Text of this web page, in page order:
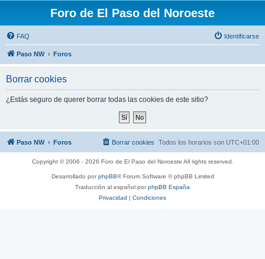
Foro de El Paso del Noroeste
FAQ Identificarse
Paso NW Foros
Borrar cookies
¿Estás seguro de querer borrar todas las cookies de este sitio?
Paso NW Foros Todos los horarios son UTC+01:00
Borrar cookies
Copyright © 2006 - 2026 Foro de El Paso del Noroeste All rights reserved.
Desarrollado porphpBB® Forum Software © phpBB Limited
Traducción al español porphpBB España
Privacidad | Condiciones